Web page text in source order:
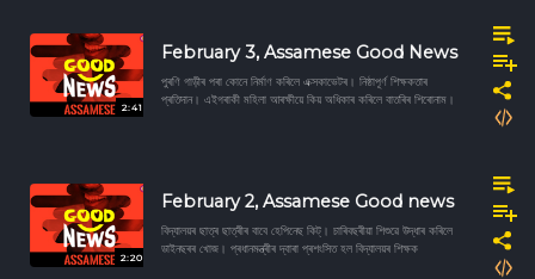
2:41
February 3, Assamese Good News
পুৰণি গাড়ীৰ পৰা কোনে নিৰ্মাণ কৰিলে এক্সকাভেটৰ। নিষ্ঠাপূৰ্ণ শিক্ষকতাৰ
প্ৰতিদান। এইগৰাকী মহিলা আৰক্ষীয়ে কিয় অধিকাৰ কৰিলে বাতৰিৰ শিৰোনাম।
2:20
February 2, Assamese Good news
বিদ্যালয়ৰ ছাত্ৰ ছাত্ৰীৰ বাবে হেপিনেছ কিট্। চাৰিবছৰীয়া শিশুৱে উদ্ধাৰ কৰিলে
ডাইনছৰৰ খোজ। প্ৰধানমন্ত্ৰীৰ দ্বাৰা প্ৰশংসিত হল বিদ্যালয়ৰ শিক্ষক